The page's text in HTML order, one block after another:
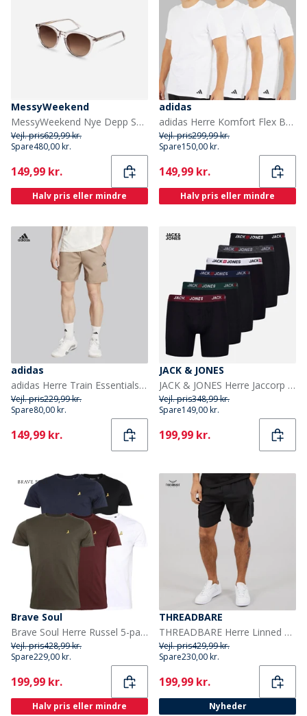
MessyWeekend
MessyWeekend Nye Depp Solbriller Roser
Vejl. pris629,99 kr.
Spare480,00 kr.
Current
149,99 kr.
Halv pris eller mindre
adidas
adidas Herre Komfort Flex Bomuld Tre Pak Rund Hals T-shirts Hvid
Vejl. pris299,99 kr.
Spare150,00 kr.
Current
149,99 kr.
Halv pris eller mindre
adidas
adidas Herre Train Essentials Vævede Træningsshorts Chalky Brown/Sort
Vejl. pris229,99 kr.
Spare80,00 kr.
Current
149,99 kr.
JACK & JONES
JACK & JONES Herre Jaccorp Logo 6-pak Boxer Briefs Pack 5 Black
Vejl. pris348,99 kr.
Spare149,00 kr.
Current
199,99 kr.
Brave Soul
Brave Soul Herre Russel 5-pak T-shirts Sort/Hvid/Blå/Khaki/Burgunder
Vejl. pris428,99 kr.
Spare229,00 kr.
Current
199,99 kr.
Halv pris eller mindre
THREADBARE
THREADBARE Herre Linned Cargoshorts Sort
Vejl. pris429,99 kr.
Spare230,00 kr.
Current
199,99 kr.
Nyheder